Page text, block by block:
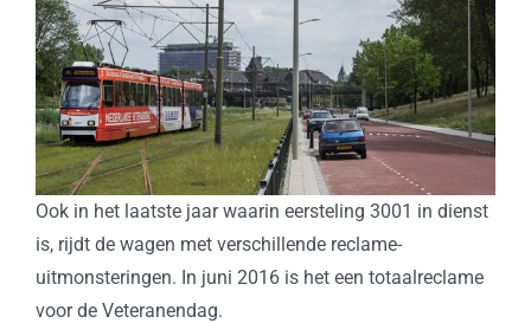
Ook in het laatste jaar waarin eersteling 3001 in dienst
is, rijdt de wagen met verschillende reclame-
uitmonsteringen. In juni 2016 is het een totaalreclame
voor de Veteranendag.